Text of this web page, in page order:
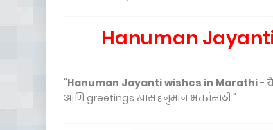
Hanuman
"Hanuman Jayanti wishes in Marathi-
आणि greetings खास हनुमान भक्तांसाठी."